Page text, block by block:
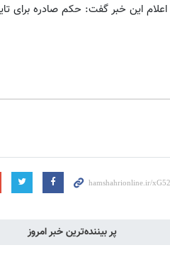
دادگاه کیفری استان - با اعلام این خبر گفت: حکم صادره
پر بیننده‌ترین خبر امروز